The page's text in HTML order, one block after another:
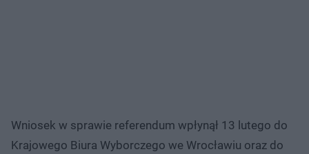
Wniosek w sprawie referendum wpłynął 13 lutego do
Krajowego Biura Wyborczego we Wrocławiu oraz do